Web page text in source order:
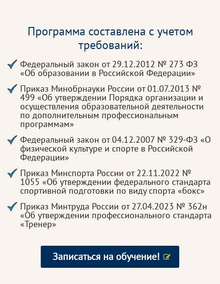
Программа составлена с учетом
требований:
Федеральный закон от 29.12.2012 № 273 ФЗ
«Об образовании в Российской Федерации»
Приказ Минобрнауки России от 01.07.2013 №
499 «Об утверждении Порядка организации и
осуществления образовательной деятельности
по дополнительным профессиональным
программам»
Федеральный закон от 04.12.2007 № 329-ФЗ «О
физической культуре и спорте в Российской
Федерации»
Приказ Минспорта России от 22.11.2022 №
1055 «Об утверждении федерального стандарта
спортивной подготовки по виду спорта «бокс»
Приказ Минтруда России от 27.04.2023 № 362н
«Об утверждении профессионального стандарта
«Тренер»
Записаться на обучение!